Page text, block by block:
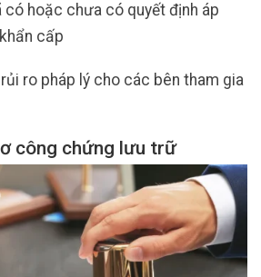
có hoặc chưa có quyết định áp
cấp
ro pháp lý cho các bên tham gia
công chứng lưu trữ